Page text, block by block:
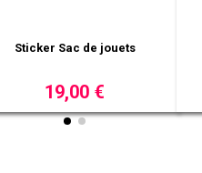
Sticker jouet robot
10,00 €